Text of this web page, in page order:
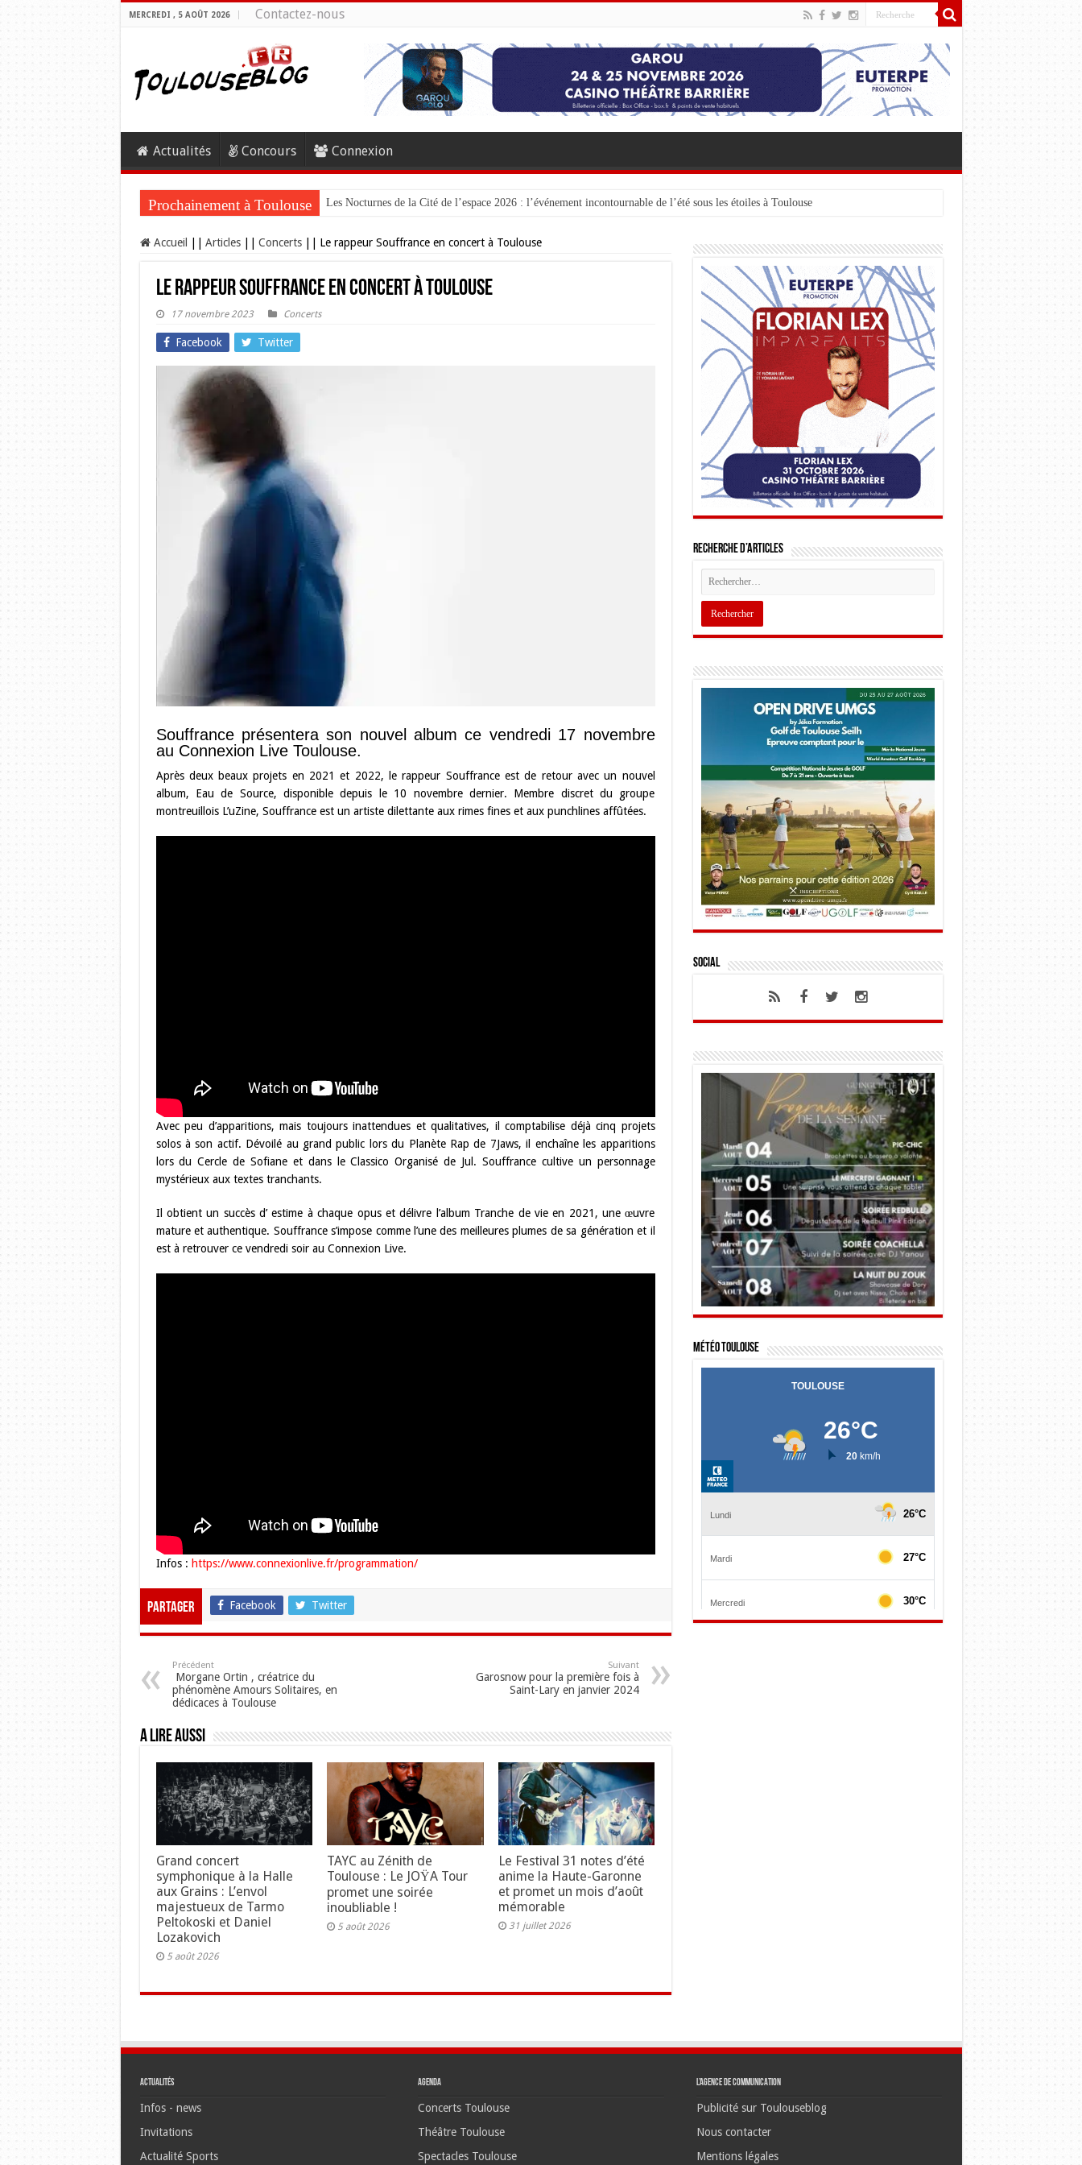
MERCREDI , 5 AOÛT 2026 Contactez-nous
Actualités Concours Connexion
Prochainement à Toulouse Les Nocturnes de la Cité de l’espace 2026 : l’événement incontournable de l’été sous les étoiles à Toulouse
Accueil Articles Concerts Le rappeur Souffrance en concert à Toulouse
Le rappeur Souffrance en concert à Toulouse
17 novembre 2023 Concerts
Facebook Twitter
Souffrance présentera son nouvel album ce vendredi 17 novembre
au Connexion Live Toulouse.
Après deux beaux projets en 2021 et 2022, le rappeur Souffrance est de retour avec un nouvel
album, Eau de Source, disponible depuis le 10 novembre dernier. Membre discret du groupe
montreuillois L’uZine, Souffrance est un artiste dilettante aux rimes fines et aux punchlines affûtées.
Avec peu d’apparitions, mais toujours inattendues et qualitatives, il comptabilise déjà cinq projets
solos à son actif. Dévoilé au grand public lors du Planète Rap de 7Jaws, il enchaîne les apparitions
lors du Cercle de Sofiane et dans le Classico Organisé de Jul. Souffrance cultive un personnage
mystérieux aux textes tranchants.
Il obtient un succès d’ estime à chaque opus et délivre l’album Tranche de vie en 2021, une œuvre
mature et authentique. Souffrance s’impose comme l’une des meilleures plumes de sa génération et il
est à retrouver ce vendredi soir au Connexion Live.
Infos : https://www.connexionlive.fr/programmation/
Partager Facebook Twitter
Précédent
Morgane Ortin , créatrice du
phénomène Amours Solitaires, en
dédicaces à Toulouse
Suivant
Garosnow pour la première fois à
Saint-Lary en janvier 2024
A lire aussi
Grand concert
symphonique à la Halle
aux Grains : L’envol
majestueux de Tarmo
Peltokoski et Daniel
Lozakovich
5 août 2026
TAYC au Zénith de
Toulouse : Le JOŸA Tour
promet une soirée
inoubliable !
5 août 2026
Le Festival 31 notes d’été
anime la Haute-Garonne
et promet un mois d’août
mémorable
31 juillet 2026
Recherche d’articles
Social
Météo Toulouse
Actualités
Infos - news
Invitations
Actualité Sports
Agenda
Concerts Toulouse
Théâtre Toulouse
Spectacles Toulouse
L’agence de communication
Publicité sur Toulouseblog
Nous contacter
Mentions légales